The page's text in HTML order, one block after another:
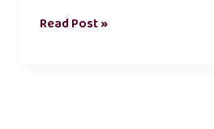
Read Post »